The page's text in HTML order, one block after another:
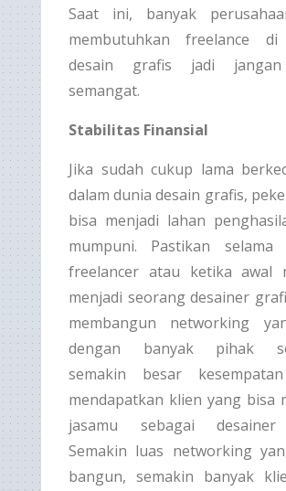
Saat ini, banyak
membutuhkan freelance
desain grafis jadi
semangat.
Stabilitas Finansial
Jika sudah cukup lama
dalam dunia desain grafis,
bisa menjadi lahan
mumpuni. Pastikan selama
freelancer atau ketika awal
menjadi seorang desainer
membangun networking
dengan banyak pihak
semakin besar
mendapatkan klien yang bisa
jasamu sebagai
Semakin luas networking
bangun, semakin banyak